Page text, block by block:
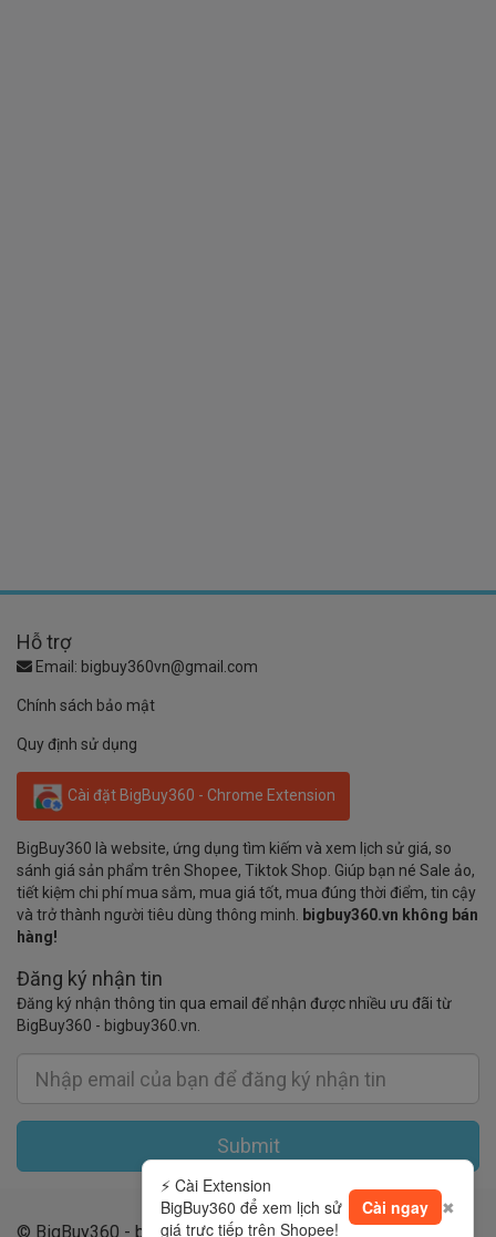
⚡ Cài Extension
BigBuy360 để xem lịch sử
giá trực tiếp trên Shopee!
Cài ngay ✖
Hỗ trợ
Email: bigbuy360vn@gmail.com
Chính sách bảo mật
Quy định sử dụng
Cài đặt BigBuy360 - Chrome Extension
BigBuy360 là website, ứng dụng tìm kiếm và xem lịch sử giá, so
sánh giá sản phẩm trên Shopee, Tiktok Shop. Giúp bạn né Sale ảo,
tiết kiệm chi phí mua sắm, mua giá tốt, mua đúng thời điểm, tin cậy
và trở thành người tiêu dùng thông minh. bigbuy360.vn không bán
hàng!
Đăng ký nhận tin
Đăng ký nhận thông tin qua email để nhận được nhiều ưu đãi từ
BigBuy360 - bigbuy360.vn.
Submit
© BigBuy360 - bigbuy360.vn 2019 - 2026